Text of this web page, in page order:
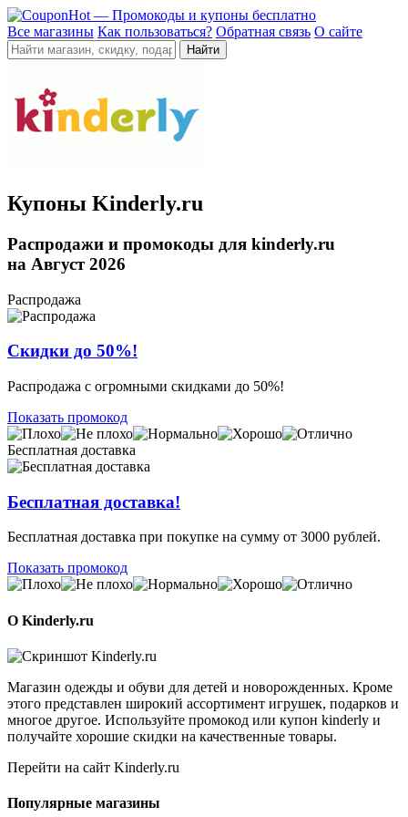
Все магазины Как пользоваться? Обратная связь О сайте
Купоны Kinderly.ru
Распродажи и промокоды для kinderly.ru
на Август 2026
Распродажа
Скидки до 50%!
Распродажа с огромными скидками до 50%!
Показать промокод
Бесплатная доставка
Бесплатная доставка!
Бесплатная доставка при покупке на сумму от 3000 рублей.
Показать промокод
О Kinderly.ru
Магазин одежды и обуви для детей и новорожденных. Кроме
этого представлен широкий ассортимент игрушек, подарков и
многое другое. Используйте промокод или купон kinderly и
получайте хорошие скидки на качественные товары.
Перейти на сайт Kinderly.ru
Популярные магазины